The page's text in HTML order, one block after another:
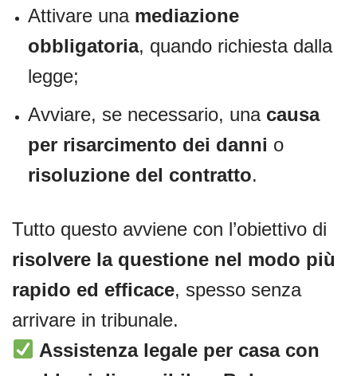
Attivare una mediazione
obbligatoria, quando richiesta dalla
legge;
Avviare, se necessario, una causa
per risarcimento dei danni o
risoluzione del contratto.
Tutto questo avviene con l’obiettivo di
risolvere la questione nel modo più
rapido ed efficace, spesso senza
arrivare in tribunale.
Assistenza legale per casa con